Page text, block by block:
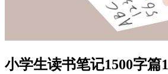
小学生读书笔记1500字篇1